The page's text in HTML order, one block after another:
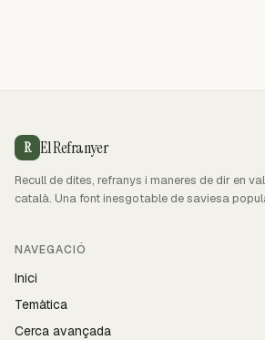
R El Refranyer
Recull de dites, refranys i maneres de dir en
català. Una font inesgotable de saviesa
NAVEGACIÓ
Inici
Temàtica
Cerca avançada